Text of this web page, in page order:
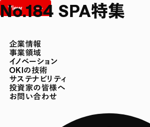
企業情報
事業領域
イノベーション
OKIの技術
サステナビリティ
投資家の皆様へ
お問い合わせ
No.184 SPA特集